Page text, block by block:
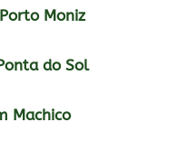
Moniz
do Sol
Machico